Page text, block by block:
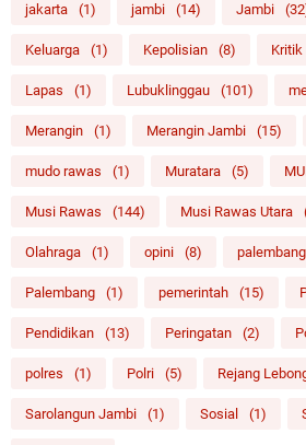
jakarta (1) jambi (14) Jambi
Keluarga (1) Kepolisian (8) Kritik
Lapas (1) Lubuklinggau (101)
Merangin (1) Merangin Jambi (15)
mudo rawas (1) Muratara (5)
Musi Rawas (144) Musi Rawas Utara
Olahraga (1) opini (8) palembang
Palembang (1) pemerintah (15)
Pendidikan (13) Peringatan (2)
polres (1) Polri (5) Rejang
Sarolangun Jambi (1) Sosial (1)